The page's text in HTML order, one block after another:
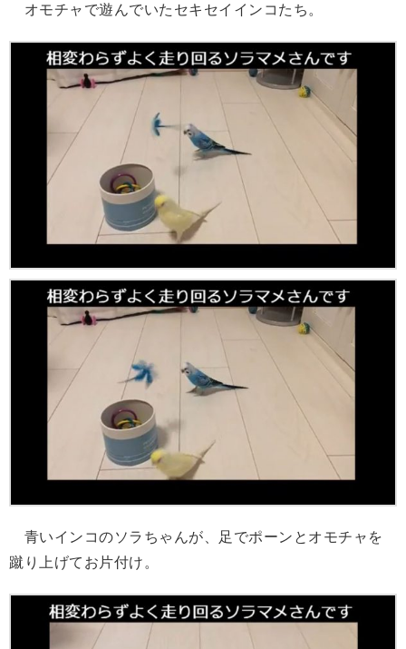
オモチャで遊んでいたセキセイインコたち。
青いインコのソラちゃんが、足でポーンとオモチャを
蹴り上げてお片付け。